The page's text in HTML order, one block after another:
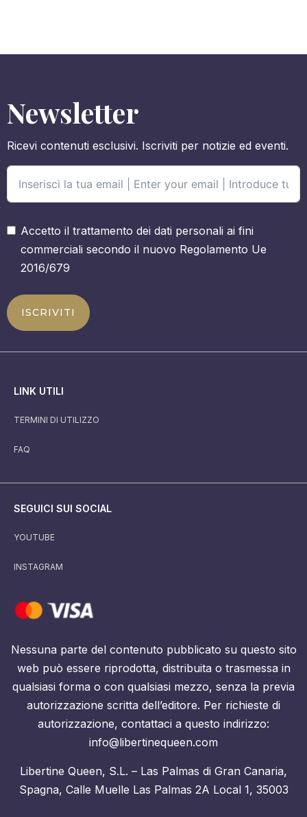
Newsletter
Ricevi contenuti esclusivi. Iscriviti per notizie ed eventi.
Accetto il trattamento dei dati personali ai fini
commerciali secondo il nuovo Regolamento Ue
2016/679
ISCRIVITI
LINK UTILI
TERMINI DI UTILIZZO
FAQ
SEGUICI SUI SOCIAL
YOUTUBE
INSTAGRAM
Nessuna parte del contenuto pubblicato su questo sito
web può essere riprodotta, distribuita o trasmessa in
qualsiasi forma o con qualsiasi mezzo, senza la previa
autorizzazione scritta dell’editore. Per richieste di
autorizzazione, contattaci a questo indirizzo:
info@libertinequeen.com
Libertine Queen, S.L. – Las Palmas di Gran Canaria,
Spagna, Calle Muelle Las Palmas 2A Local 1, 35003